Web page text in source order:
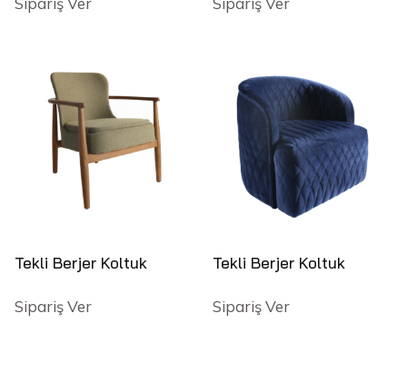
Tekli Berjer Koltuk
Sipariş Ver
Tekli Berjer Koltuk
Sipariş Ver